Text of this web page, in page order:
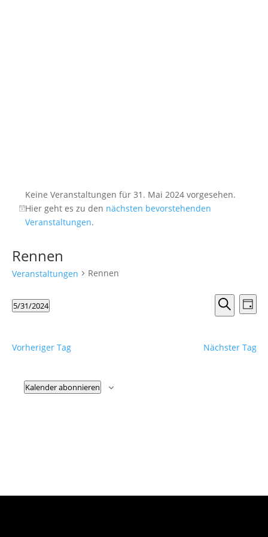
Keine Veranstaltungen für 31. Mai 2024 vorgesehen.
Hier geht es zu den nächsten bevorstehenden
Veranstaltungen.
Rennen
Veranstaltungen Rennen
Suche
Suche
Tag
5/31/2024
Vorheriger Tag
Nächster Tag
Kalender abonnieren